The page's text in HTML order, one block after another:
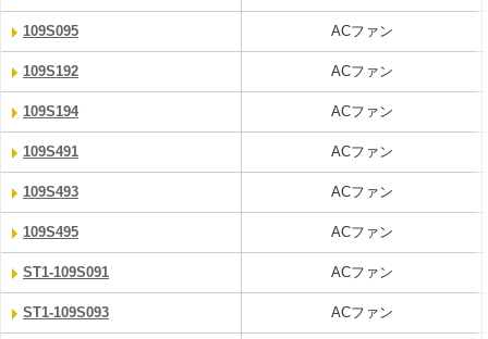
109S095 ACファン
109S192 ACファン
109S194 ACファン
109S491 ACファン
109S493 ACファン
109S495 ACファン
ST1-109S091 ACファン
ST1-109S093 ACファン